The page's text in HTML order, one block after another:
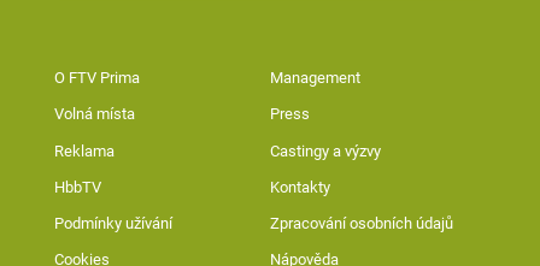
O FTV Prima Management
Volná místa Press
Reklama Castingy a výzvy
HbbTV Kontakty
Podmínky užívání Zpracování osobních údajů
Cookies Nápověda